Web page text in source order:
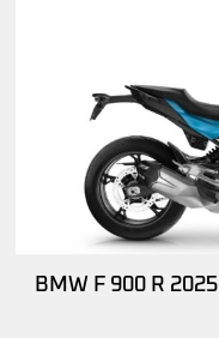
BMW F 900 R 2025